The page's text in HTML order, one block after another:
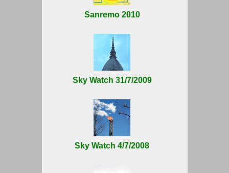
Sanremo 2010
Sky Watch 31/7/2009
Sky Watch 4/7/2008